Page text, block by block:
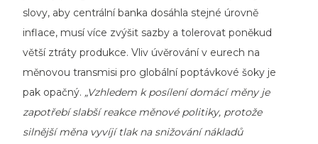
slovy, aby centrální banka dosáhla stejné úrovně
inflace, musí více zvýšit sazby a tolerovat poněkud
větší ztráty produkce. Vliv úvěrování v eurech na
měnovou transmisi pro globální poptávkové šoky je
pak opačný. „Vzhledem k posílení domácí měny je
zapotřebí slabší reakce měnové politiky, protože
silnější měna vyvíjí tlak na snižování nákladů